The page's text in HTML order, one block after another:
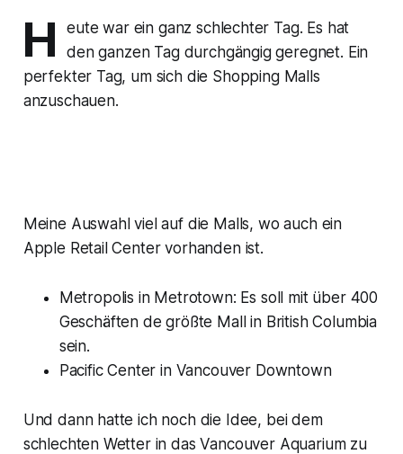
H
eute war ein ganz schlechter Tag. Es hat
den ganzen Tag durchgängig geregnet. Ein
perfekter Tag, um sich die Shopping Malls
anzuschauen.
Meine Auswahl viel auf die Malls, wo auch ein
Apple Retail Center vorhanden ist.
Metropolis in Metrotown: Es soll mit über 400
Geschäften de größte Mall in British Columbia
sein.
Pacific Center in Vancouver Downtown
Und dann hatte ich noch die Idee, bei dem
schlechten Wetter in das Vancouver Aquarium zu